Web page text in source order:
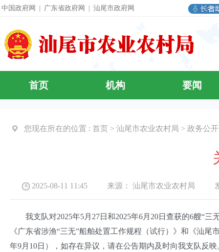
中国政府网 广东省政府网 汕尾市政府网
首页 机构 要闻
您现在所在的位置 : 首页 > 汕尾市农业农村局 > 政务公开
2025-08-11 11:45 来源： 汕尾市农业农村局 发
我支队对2025年5月27日和2025年6月20日查获的6艘“三
《广东省涉渔“三无”船舶处置工作规程（试行）》和《汕
年9月10日），如存在异议，请在公告期内及时向我支队反映